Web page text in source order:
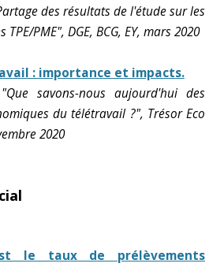
des résultats de l'étude sur les
TPE/PME", DGE, BCG, EY, mars 2020
: importance et impacts.
"Que savons-nous aujourd'hui des
du télétravail ?", Trésor Eco
2020
le taux de prélèvements